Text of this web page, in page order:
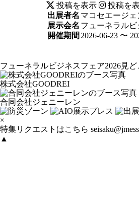
投稿を表示
投稿を
出展者名 マコセエージェ
展示会名 フューネラル
開催期間 2026-06-23 〜
フューネラルビジネスフェア2026見ど
株式会社GOODREI
合同会社ジェニーレン
×
特集リクエストはこちら
▲